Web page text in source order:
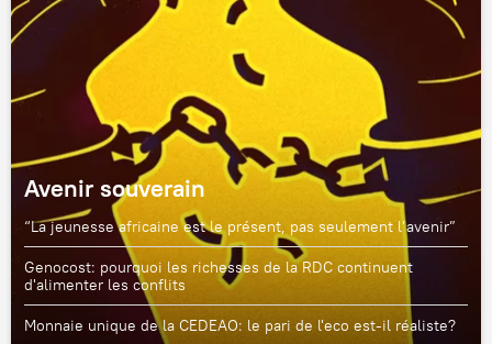
Avenir souverain
“La jeunesse africaine est le présent, pas seulement l’avenir”
Genocost: pourquoi les richesses de la RDC continuent
d'alimenter les conflits
Monnaie unique de la CEDEAO: le pari de l'eco est-il réaliste?